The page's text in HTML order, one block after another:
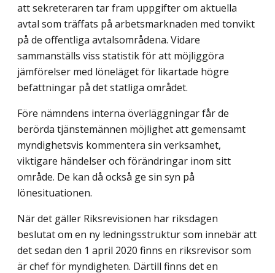
att sekreteraren tar fram uppgifter om aktuella
avtal som träffats på arbetsmarknaden med tonvikt
på de offentliga avtalsområdena. Vidare
sammanställs viss statistik för att möjliggöra
jämförelser med löneläget för likartade högre
befattningar på det statliga området.
Före nämndens interna överläggningar får de
berörda tjänstemännen möjlighet att gemensamt
myndighetsvis kommentera sin verksamhet,
viktigare händelser och förändringar inom sitt
område. De kan då också ge sin syn på
lönesituationen.
När det gäller Riksrevisionen har riksdagen
beslutat om en ny ledningsstruktur som innebär att
det sedan den 1 april 2020 finns en riksrevisor som
är chef för myndigheten. Därtill finns det en